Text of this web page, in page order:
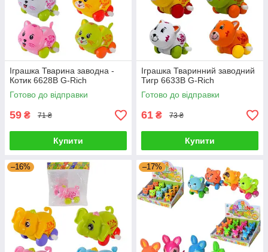
Іграшка Тварина заводна -
Котик 6628B G-Rich
Готово до відправки
59 ₴ 71 ₴
Купити
Іграшка Тваринний заводний
Тигр 6633B G-Rich
Готово до відправки
61 ₴ 73 ₴
Купити
–16% –17%